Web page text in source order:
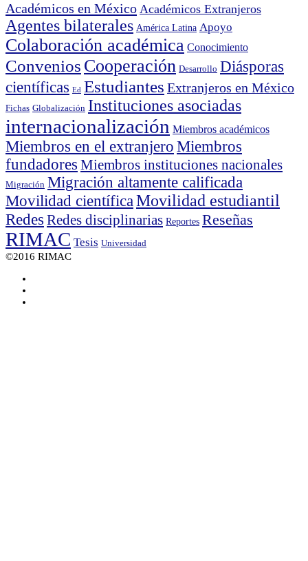
Académicos en México Académicos Extranjeros
Agentes bilaterales América Latina Apoyo
Colaboración académica Conocimiento
Convenios Cooperación Desarrollo Diásporas
científicas Ed Estudiantes Extranjeros en México
Fichas Globalización Instituciones asociadas
internacionalización Miembros académicos
Miembros en el extranjero Miembros
fundadores Miembros instituciones nacionales
Migración Migración altamente calificada
Movilidad científicaMovilidad estudiantil
Redes Redes disciplinarias Reportes Reseñas
RIMAC Tesis Universidad
©2016 RIMAC